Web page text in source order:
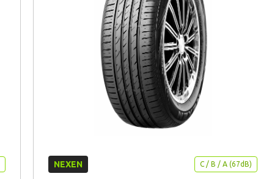
NEXEN C / B / A (67dB)